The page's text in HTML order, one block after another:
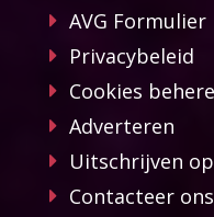
AVG Formulier
Privacybeleid
Cookies
Adverteren
Uitschrijven
Contacteer ons